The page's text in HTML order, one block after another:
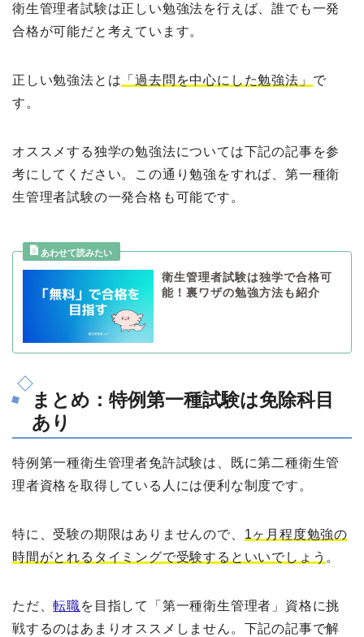
衛生管理者試験は正しい勉強法を行えば、誰でも一発
合格が可能だと考えています。
正しい勉強法とは 「過去問を中心にした勉強法」 で
す。
オススメする独学の勉強法については下記の記事を参
考にしてください。この通り勉強をすれば、第一種衛
生管理者試験の一発合格も可能です。
衛生管理者試験は独学で合格可
能！裏ワザの勉強方法も紹介
まとめ：特例第一種試験は免除科目
あり
特例第一種衛生管理者免許試験は、既に第二種衛生管
理者資格を取得している人には便利な制度です。
特に、受験の期限はありませんので、 1ヶ月程度勉強の
時間がとれるタイミングで受験するといいでしょう 。
ただ、転職を目指して「第一種衛生管理者」資格に挑
戦するのはあまりオススメしません。下記の記事で解